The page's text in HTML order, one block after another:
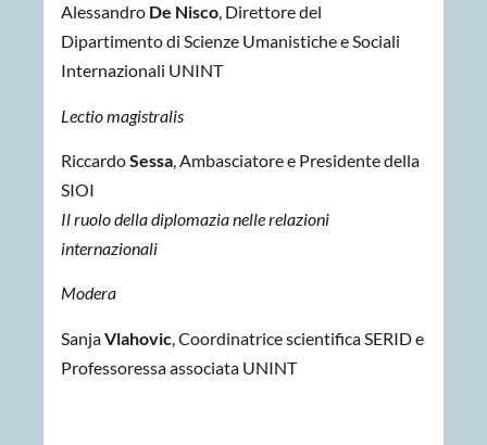
Alessandro De Nisco, Direttore del
Dipartimento di Scienze Umanistiche e Sociali
Internazionali UNINT
Lectiomagistralis
RiccardoSessa,Ambasciatore e Presidente della
SIOI
Il ruolo della diplomazia nelle relazioni
internazionali
Modera
SanjaVlahovic, Coordinatrice scientifica SERID e
Professoressa associata UNINT